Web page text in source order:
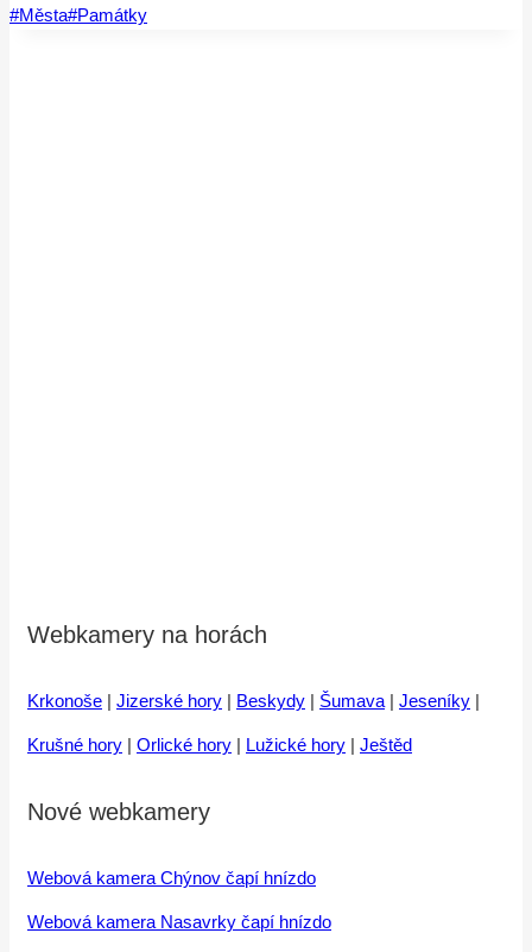
Štítky
#Města#Památky
Webkamery na horách
Krkonoše | Jizerské hory | Beskydy | Šumava | Jeseníky |
Krušné hory | Orlické hory | Lužické hory | Ještěd
Nové webkamery
Webová kamera Chýnov čapí hnízdo
Webová kamera Nasavrky čapí hnízdo